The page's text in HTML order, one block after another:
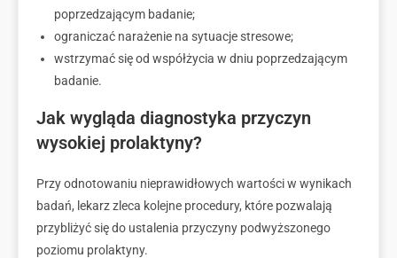
poprzedzającym badanie;
ograniczać narażenie na sytuacje stresowe;
wstrzymać się od współżycia w dniu poprzedzającym
badanie.
Jak wygląda diagnostyka przyczyn
wysokiej prolaktyny?
Przy odnotowaniu nieprawidłowych wartości w wynikach
badań, lekarz zleca kolejne procedury, które pozwalają
przybliżyć się do ustalenia przyczyny podwyższonego
poziomu prolaktyny.